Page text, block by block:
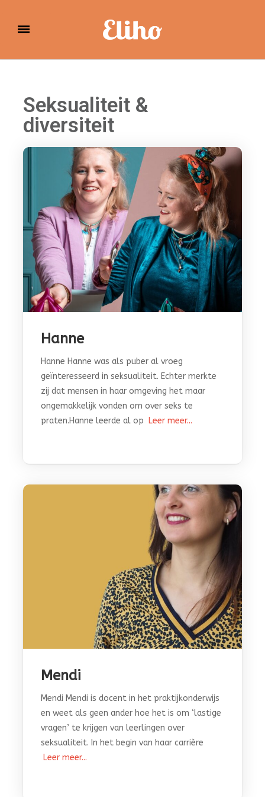
Eliho
Seksualiteit &
diversiteit
Hanne
Hanne Hanne was als puber al vroeg
geïnteresseerd in seksualiteit. Echter merkte
zij dat mensen in haar omgeving het maar
ongemakkelijk vonden om over seks te
praten.Hanne leerde al op Leer meer...
Mendi
Mendi Mendi is docent in het praktijkonderwijs
en weet als geen ander hoe het is om ‘lastige
vragen’ te krijgen van leerlingen over
seksualiteit. In het begin van haar carrière
Leer meer...